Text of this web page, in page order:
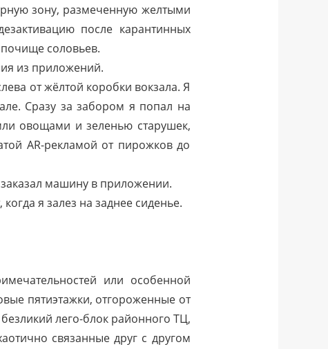
зону, размеченную желтыми
после карантинных
соловьев.
из приложений.
от жёлтой коробки вокзала. Я
Сразу за забором я попал на
овощами и зеленью старушек,
AR-рекламой от пирожков до
машину в приложении.
я залез на заднее сиденье.
или особенной
пятиэтажки, отгороженные от
лего-блок районного ТЦ,
связанные друг с другом